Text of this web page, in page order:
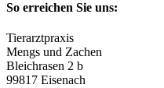
So erreichen Sie uns:
Tierarztpraxis
Mengs und Zachen
Bleichrasen 2 b
99817 Eisenach